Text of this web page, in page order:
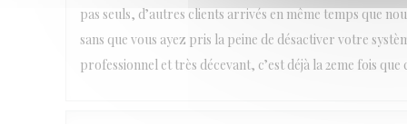
pas seuls, d’autres clients arrivés en même temps que
sans que vous ayez pris la peine de désactiver votre
professionnel et très décevant, c’est déjà la 2eme fois que